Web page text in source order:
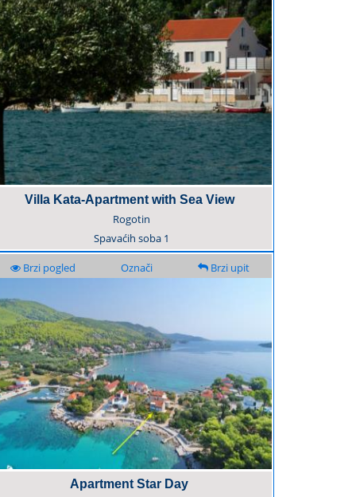
Villa Kata-Apartment with Sea View
Rogotin
Spavaćih soba 1
Brzi pogled Označi Brzi upit
Apartment Star Day